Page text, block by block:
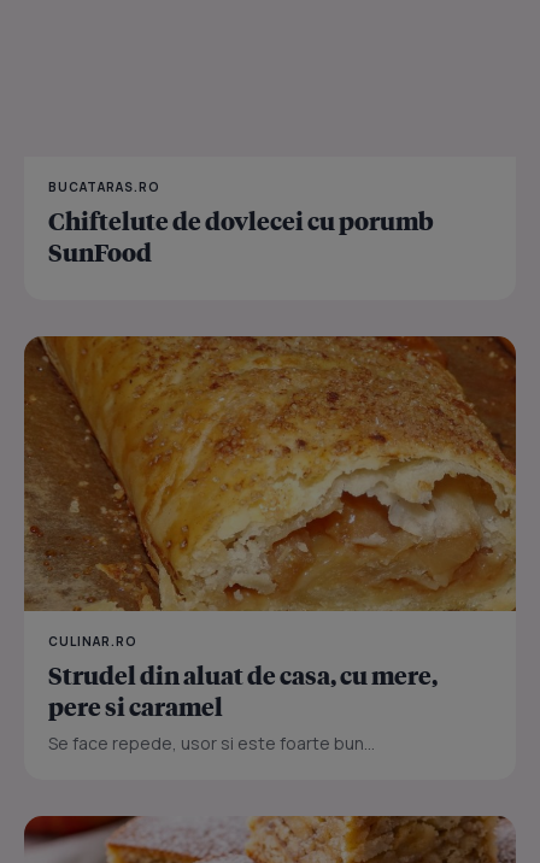
BUCATARAS.RO
Chiftelute de dovlecei cu porumb
SunFood
CULINAR.RO
Strudel din aluat de casa, cu mere,
pere si caramel
Se face repede, usor si este foarte bun...